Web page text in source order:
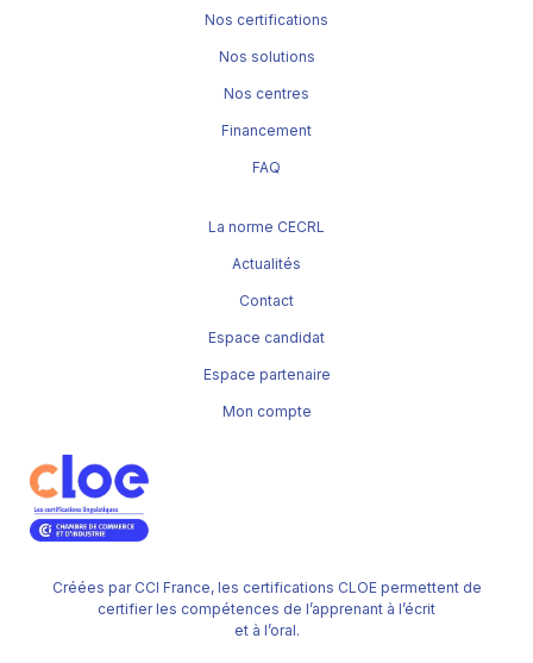
Créées par CCI France, les certifications CLOE permettent de
certifier les compétences de l’apprenant à l’écrit
et à l’oral.
Nos certifications
Nos solutions
Nos centres
Financement
FAQ
La norme CECRL
Actualités
Contact
Espace candidat
Espace partenaire
Mon compte